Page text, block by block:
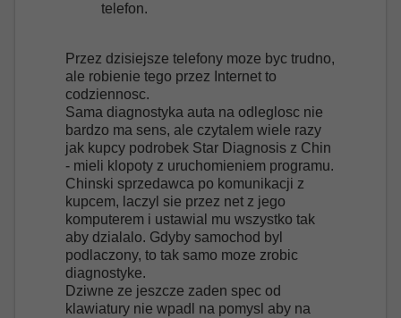
telefon.
Przez dzisiejsze telefony moze byc trudno,
ale robienie tego przez Internet to
codziennosc.
Sama diagnostyka auta na odleglosc nie
bardzo ma sens, ale czytalem wiele razy
jak kupcy podrobek Star Diagnosis z Chin
- mieli klopoty z uruchomieniem programu.
Chinski sprzedawca po komunikacji z
kupcem, laczyl sie przez net z jego
komputerem i ustawial mu wszystko tak
aby dzialalo. Gdyby samochod byl
podlaczony, to tak samo moze zrobic
diagnostyke.
Dziwne ze jeszcze zaden spec od
klawiatury nie wpadl na pomysl aby na